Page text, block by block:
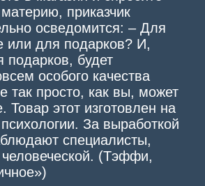
приказчик
осведомится: – Для
или для подарков? И,
подарков, будет
особого качества
так просто, как вы, может
Товар этот изготовлен на
За выработкой
специалисты,
(Тэффи,